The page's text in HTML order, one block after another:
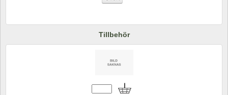
Tillbehör